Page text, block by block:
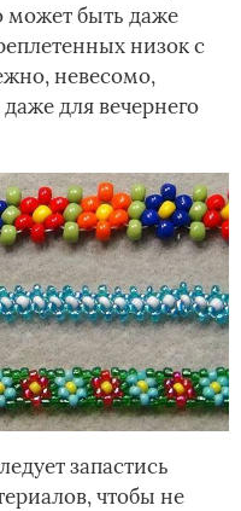
может быть даже
низок с
невесомо,
для вечернего
запастись
чтобы не